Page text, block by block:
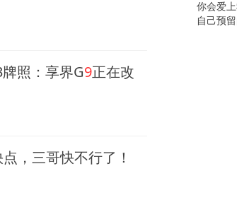
照：享界G9正在改
点，三哥快不行了！
你会爱
自己预